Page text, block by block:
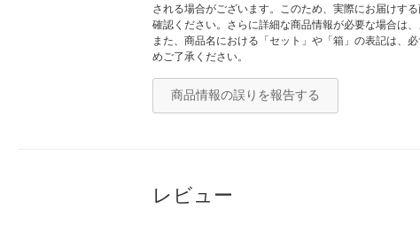
される場合がございます。このため、実際にお届けす
確認ください。さらに詳細な商品情報が必要な場合は
また、商品名における「セット」や「箱」の表記は、
めご了承ください。
商品情報の誤りを報告する
レビュー